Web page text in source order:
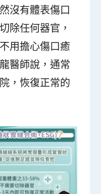
沒有體表傷口
除任何器官，
用擔心傷口癒
醫師說，通常
，恢復正常的